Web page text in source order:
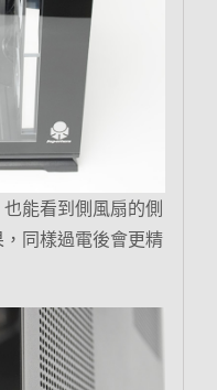
能看到側風扇的側
同樣過電後會更精